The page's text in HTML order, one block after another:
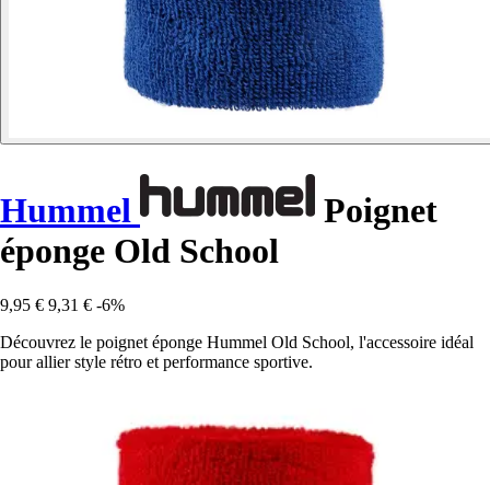
Hummel
Poignet
éponge Old School
9,95 € 9,31 € -6%
Découvrez le poignet éponge Hummel Old School, l'accessoire idéal
pour allier style rétro et performance sportive.